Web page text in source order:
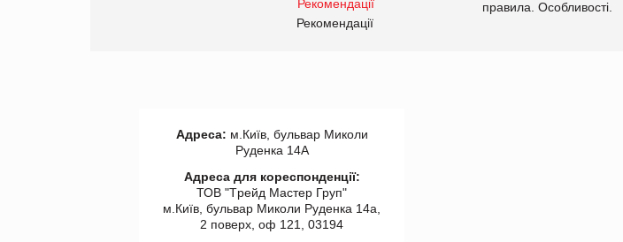
правила. Особливості.
Рекомендації
Адреса: м.Київ, бульвар Миколи
Руденка 14А
Адреса для кореспонденції:
ТОВ "Tрейд Мастер Груп"
м.Київ, бульвар Миколи Руденка 14а,
2 поверх, оф 121, 03194